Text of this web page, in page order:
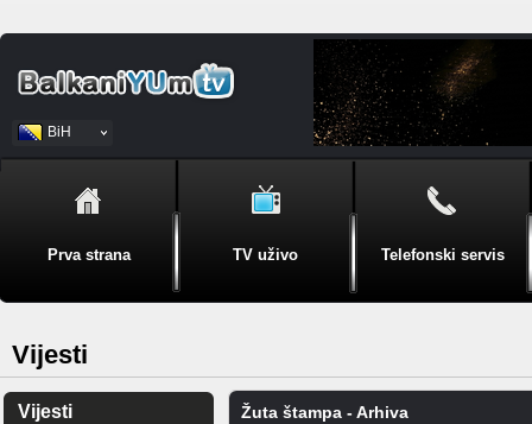
BiH
Srpski
Prva strana TV uživo Telefonski servis
Vijesti
Vijesti Žuta štampa - Arhiva